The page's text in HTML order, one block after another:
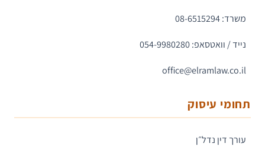
משרד: 08-6515294
נייד / וואטסאפ: 054-9980280
office@elramlaw.co.il
תחומי עיסוק
עורך דין נדל״ן